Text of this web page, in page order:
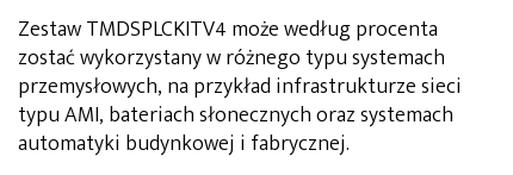
Zestaw TMDSPLCKITV4 może według procenta
zostać wykorzystany w różnego typu systemach
przemysłowych, na przykład infrastrukturze sieci
typu AMI, bateriach słonecznych oraz systemach
automatyki budynkowej i fabrycznej.